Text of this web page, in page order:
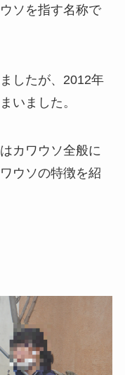
ソを指す名称で
したが、2012年
いました。
カワウソ全般に
ウソの特徴を紹